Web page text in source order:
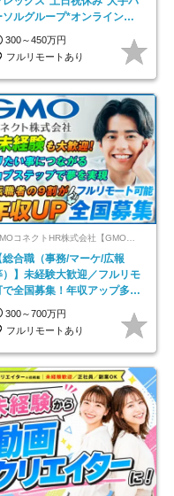
ソルグループ*オンライン面
*30～40代活躍中
300～450万円
フルリモートあり
GMOコネクトHR株式会社【GMOインターネットグループ】
総合職（事務/マーケ/広報
）】未経験大歓迎／フルリモ
で全国募集！年収アップ多数
休最大130日★
300～700万円
フルリモートあり